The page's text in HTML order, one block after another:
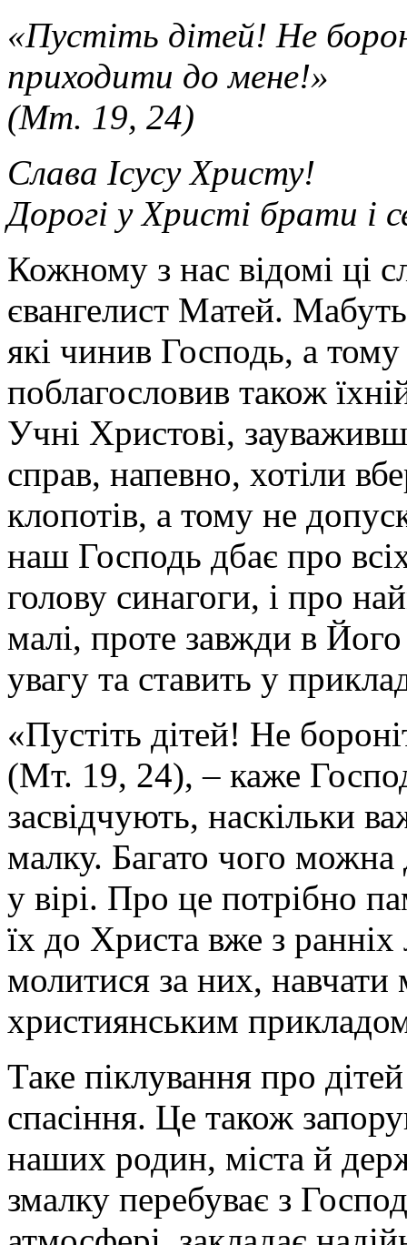
«Пустіть дітей! Не
приходити до мене!»
(Мт. 19, 24)
Слава Ісусу Христу!
Дорогі у Христі брати і
Кожному з нас відомі ці
євангелист Матей.
які чинив Господь, а
поблагословив також
Учні Христові,
справ, напевно, хотіли
клопотів, а тому не
наш Господь дбає про
голову синагоги, і про
малі, проте завжди в
увагу та ставить у
«Пустіть дітей! Не
(Мт. 19, 24), – каже
засвідчують, наскільки
малку. Багато чого можна
у вірі. Про це потрібно
їх до Христа вже з
молитися за них,
християнським
Таке піклування про
спасіння. Це також
наших родин, міста й
змалку перебуває з